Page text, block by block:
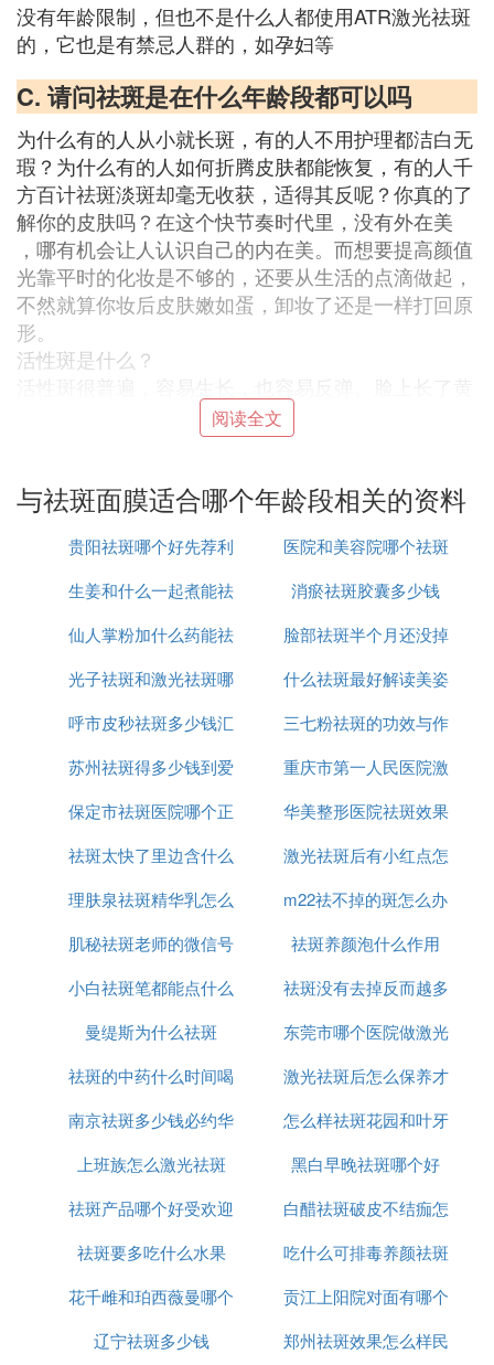
没有年龄限制，但也不是什么人都使用ATR激光祛斑
的，它也是有禁忌人群的，如孕妇等
C. 请问祛斑是在什么年龄段都可以吗
为什么有的人从小就长斑，有的人不用护理都洁白无
瑕？为什么有的人如何折腾皮肤都能恢复，有的人千
方百计祛斑淡斑却毫无收获，适得其反呢？你真的了
解你的皮肤吗？在这个快节奏时代里，没有外在美
，哪有机会让人认识自己的内在美。而想要提高颜值
光靠平时的化妆是不够的，还要从生活的点滴做起，
不然就算你妆后皮肤嫩如蛋，卸妆了还是一样打回原
形。
活性斑是什么？
褐斑，妊娠斑，日晒斑的活性斑中一种，那你可能遇
上身体内分泌因素及外界环境因素影响。原本健康的
皮肤细胞会逐渐氧化，导致肌肤代谢慢排斥难，皮肤
色素沉积，让你长久反复的长斑。
为什么用了有些祛斑产品会反弹？
先弄明白关键问题，就是你的肤质是不是容易长斑的
那种？祛斑之后你有没有对你的肤质进行正确保养？
这种死皮赖脸的活性斑。
有一点你要注意，如果活性斑长在脸上超过3年以
通过特殊方法
因为活性斑的问题没有解决，去掉了还是一样会生长
反弹。有些姐妹觉得特殊方法剥离效果明显，反弹后
又反复祛除，这反而会加重对皮肤伤害。
相信生活当中每个女性都希望自己有好的肌肤，但是
几乎不光是天生丽质，更多的是出生后的护肤习惯，
句俗话，相由心生，好的习惯不仅让我们整个肤色、
生陈代谢保持健康的状态，更重要的是能形成自制能
力，保持一种对生活，对自己的宠爱。
那么下面我们就来看看这5条优质护肤习惯，只要肯
1、彻底清洁面部并且卸妆
女孩子们出门都喜欢化妆，化妆也是每个女孩子的必
部的清洁，化妆品涂在脸上确实可以让我们变得好
看，但是不卸妆就会让肌肤越来越糟糕！
所以晚上睡觉之前一定要先卸妆，然后再用洗面奶彻
底的把脸洗干净，这样才可以保持好肌肤。
面膜各种各样，最基本的作用就是给肌肤补水，而女
阅读全文
与祛斑面膜适合哪个年龄段相关的资料
贵阳祛斑哪个好先荐利
美康
医院和美容院哪个祛斑
好
生姜和什么一起煮能祛
斑
消瘀祛斑胶囊多少钱
仙人掌粉加什么药能祛
斑
脸部祛斑半个月还没掉
痂怎么办
光子祛斑和激光祛斑哪
个更安全
什么祛斑最好解读美姿
尔
呼市皮秒祛斑多少钱汇
仁京美
三七粉祛斑的功效与作
用是什么
苏州祛斑得多少钱到爱
思特简介
重庆市第一人民医院激
光祛斑怎么样
保定市祛斑医院哪个正
规
华美整形医院祛斑效果
怎么样
祛斑太快了里边含什么
成分
激光祛斑后有小红点怎
么回事
理肤泉祛斑精华乳怎么
用
m22祛不掉的斑怎么办
肌秘祛斑老师的微信号
是多少
祛斑养颜泡什么作用
小白祛斑笔都能点什么
祛斑没有去掉反而越多
怎么办
曼缇斯为什么祛斑
东莞市哪个医院做激光
祛斑好
祛斑的中药什么时间喝
最好
激光祛斑后怎么保养才
恢复的好
南京祛斑多少钱必约华
美n高效
怎么样祛斑花园和叶牙
上班族怎么激光祛斑
黑白早晚祛斑哪个好
祛斑产品哪个好受欢迎
美姿尔
白醋祛斑破皮不结痂怎
么办
祛斑要多吃什么水果
吃什么可排毒养颜祛斑
花千雌和珀西薇曼哪个
祛斑好用
贡江上阳院对面有哪个
店可以祛斑
辽宁祛斑多少钱
郑州祛斑效果怎么样民